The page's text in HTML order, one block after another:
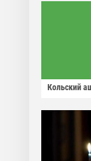
Кольский